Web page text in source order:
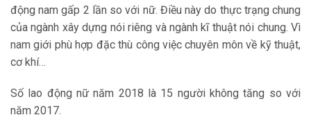
động nam gấp 2 lần so với nữ. Điều này do thực trạng chung
của ngành xây dựng nói riêng và ngành kĩ thuật nói chung. Vì
nam giới phù hợp đặc thù công việc chuyên môn về kỹ thuật,
cơ khí…
Số lao động nữ năm 2018 là 15 người không tăng so với
năm 2017.